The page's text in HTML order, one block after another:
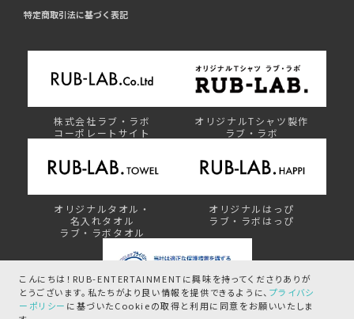
こんにちは！RUB-ENTERTAINMENTに興味を持ってくださりありが
とうございます。 私たちがより良い情報を提供できるように、 プライバシ
ーポリシー に基づいたCookieの取得と利用に同意をお願いいたしま
特定商取引法に基づく表記
株式会社ラブ・ラボ
コーポレートサイト
オリジナルTシャツ製作
ラブ・ラボ
オリジナルタオル・
名入れタオル
ラブ・ラボタオル
オリジナルはっぴ
ラブ・ラボはっぴ
プライバシーマーク制度